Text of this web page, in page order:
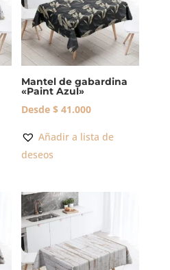
Mantel de gabardina
«Paint Azul»
Desde $ 41.000
Añadir a lista de
deseos